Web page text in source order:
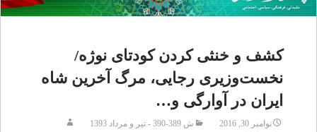
کشف و خنثی کردن کودتای نوژه/
نخست‌وزیری رجایی، مرگ آخرین شاه
ایران در آوارگی و…
نوامبر 30, 2016
ش 389-390 - تیر و مرداد 1393